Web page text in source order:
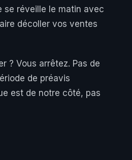
se réveille le matin avec
décoller vos ventes
? Vous arrêtez. Pas de
de préavis
est de notre côté, pas